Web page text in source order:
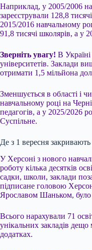
Наприклад, у 2005/2006
зареєстрували 128,8
2015/2016 навчальному
91,8 тисячі школярів, а у
Зверніть увагу! В Україні
університетів. Заклади
отримати 1,5 мільйона
Зменшується в області і
навчальному році на
педагогів, а у 2025/2026
Суспільне.
Де з 1 вересня закривають
У Херсоні з нового
роботу кілька десятків
садки, школи, заклади
підписане головою
Ярославом Шаньком, було
Всього нарахували 71
унікальних закладів
додатках.